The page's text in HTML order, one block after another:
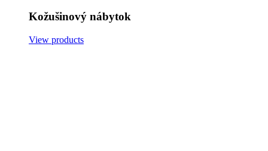
Kožušinový nábytok
View products